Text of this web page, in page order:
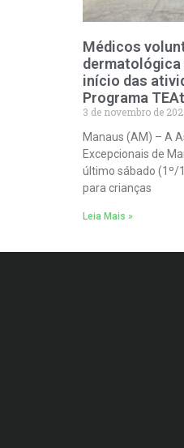
Médicos
dermatológica
início das
Programa
3 de novembro de
Manaus (AM) – A
Excepcionais de
último sábado (1º/
para crianças
Leia Mais »